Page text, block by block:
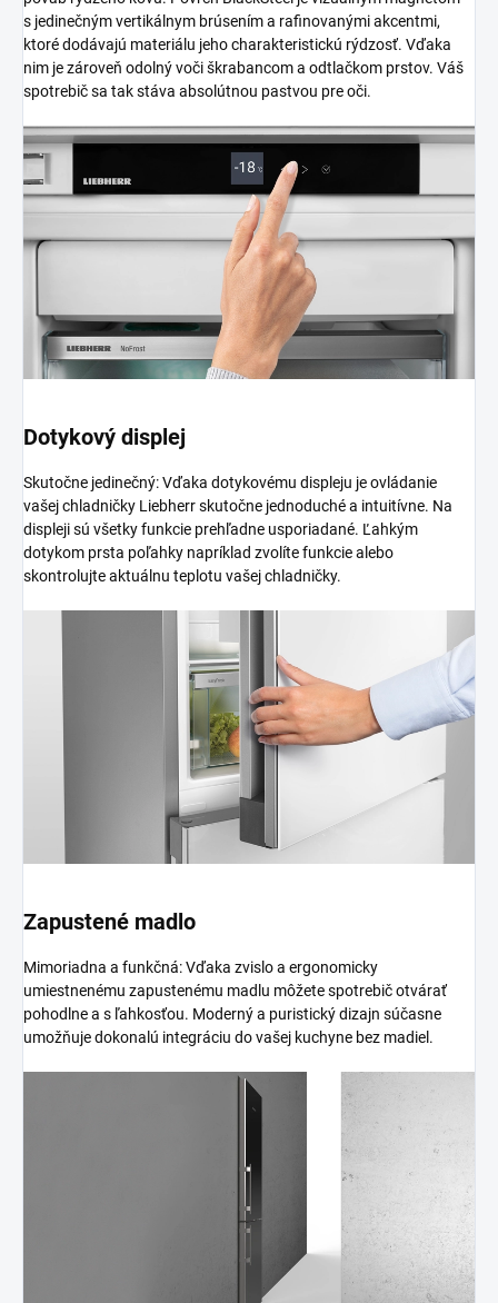
s jedinečným vertikálnym brúsením a rafinovanými akcentmi,
ktoré dodávajú materiálu jeho charakteristickú rýdzosť. Vďaka
nim je zároveň odolný voči škrabancom a odtlačkom prstov. Váš
spotrebič sa tak stáva absolútnou pastvou pre oči.
Dotykový displej
Skutočne jedinečný: Vďaka dotykovému displeju je ovládanie
vašej chladničky Liebherr skutočne jednoduché a intuitívne. Na
displeji sú všetky funkcie prehľadne usporiadané. Ľahkým
dotykom prsta poľahky napríklad zvolíte funkcie alebo
skontrolujte aktuálnu teplotu vašej chladničky.
Zapustené madlo
Mimoriadna a funkčná: Vďaka zvislo a ergonomicky
umiestnenému zapustenému madlu môžete spotrebič otvárať
pohodlne a s ľahkosťou. Moderný a puristický dizajn súčasne
umožňuje dokonalú integráciu do vašej kuchyne bez madiel.